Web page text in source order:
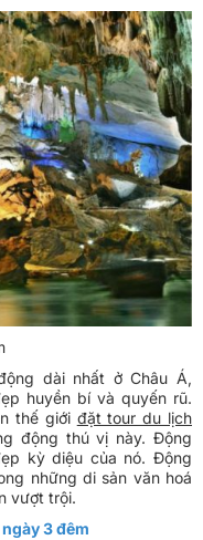
dài nhất ở Châu Á,
huyền bí và quyến rũ.
thế giới đặt tour du lịch
động thú vị này. Động
kỳ diệu của nó. Động
những di sản văn hoá
vượt trội.
3 đêm